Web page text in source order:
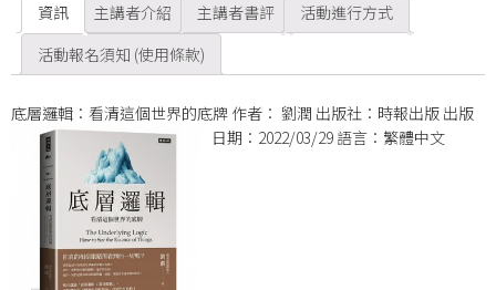
資訊 主講者介紹 主講者書評
活動進行方式
活動報名須知 (使用條款)
底層邏輯：看清這個世界的底牌 作者： 劉潤 出版社：時報出版 出版
日期：2022/03/29 語言：繁體中文